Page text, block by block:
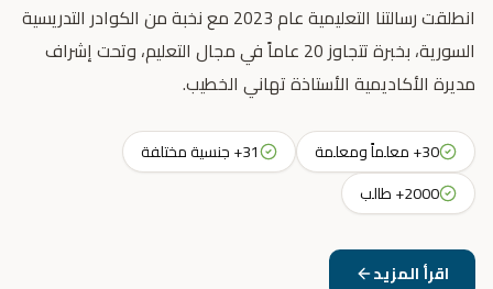
انطلقت رسالتنا التعليمية عام 2023 مع نخبة من الكوادر التدريسية
السورية، بخبرة تتجاوز 20 عاماً في مجال التعليم، وتحت إشراف
مديرة الأكاديمية الأستاذة تهاني الخطيب.
30+ معلماً ومعلمة
31+ جنسية مختلفة
2000+ طالب
اقرأ المزيد